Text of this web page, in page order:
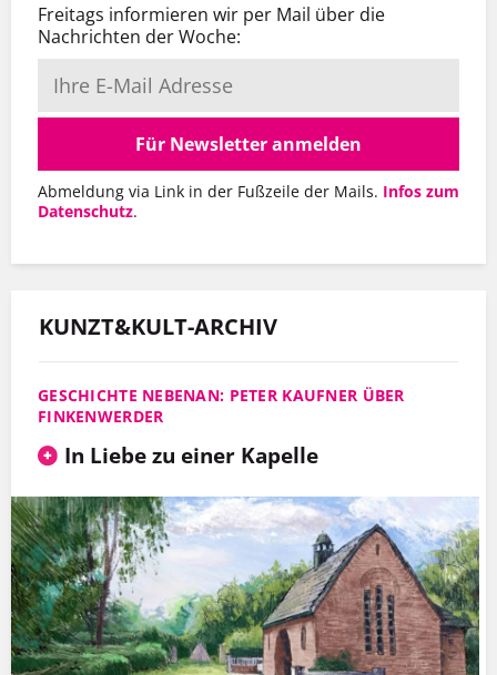
Freitags informieren wir per Mail über die
Nachrichten der Woche:
Für Newsletter anmelden
Abmeldung via Link in der Fußzeile der Mails. Infos zum
Datenschutz.
KUNZT&KULT-ARCHIV
GESCHICHTE NEBENAN: PETER KAUFNER ÜBER
FINKENWERDER
In Liebe zu einer Kapelle